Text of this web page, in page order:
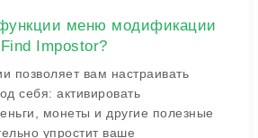
меню модификации
Impostor?
позволяет вам настраивать
себя: активировать
монеты и другие полезные
упростит ваше